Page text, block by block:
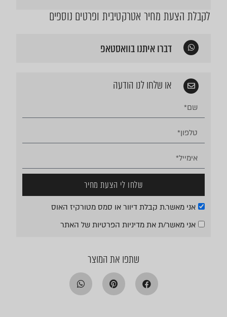
לקבלת הצעת מחיר אטרקטיבית ופרטים נוספים
דברו איתנו בוואסטאפ
או שלחו לנו הודעה
אני מאשר.ת קבלת דיוור או סמס מטורקיז האוס
אני מאשר/ת את מדיניות הפרטיותשל האתר
שלחו לי הצעת מחיר
שתפו את המוצר